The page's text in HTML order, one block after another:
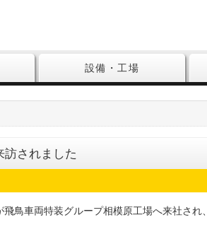
設備・工場
されました
鳥車両特装グループ相模原工場へ来社され、